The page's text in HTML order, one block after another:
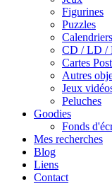
Figurines
Puzzles
Calendriers
CD / LD /
Cartes
Autres
Jeux
Peluches
Goodies
Fonds
Mes recherches
Blog
Liens
Contact